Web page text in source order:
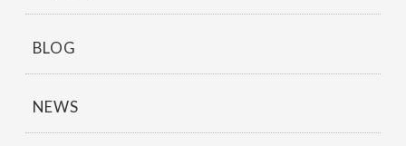
BLOG
NEWS